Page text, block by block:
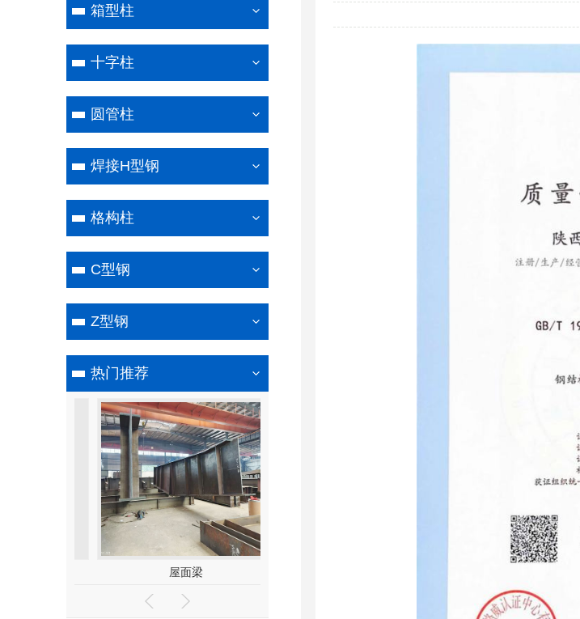
箱型柱
十字柱
圆管柱
焊接H型钢
格构柱
C型钢
Z型钢
热门推荐
屋面梁